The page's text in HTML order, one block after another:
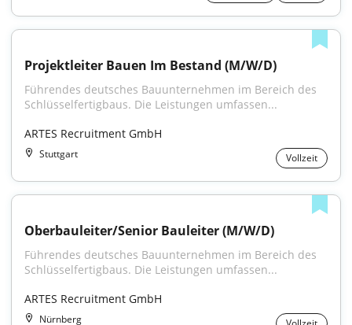
Projektleiter Bauen Im Bestand (M/W/D)
Führendes deutsches Bauunternehmen im Bereich des
Schlüsselfertigbaus. Die Leistungen umfassen...
ARTES Recruitment GmbH
Stuttgart Vollzeit
Oberbauleiter/Senior Bauleiter (M/W/D)
Führendes deutsches Bauunternehmen im Bereich des
Schlüsselfertigbaus. Die Leistungen umfassen...
ARTES Recruitment GmbH
Nürnberg